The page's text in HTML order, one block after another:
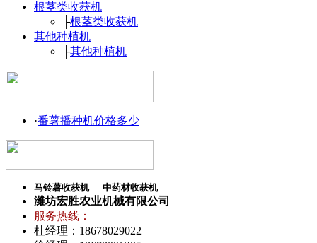
根茎类收获机
├根茎类收获机
其他种植机
├其他种植机
·番薯播种机价格多少
马铃薯收获机 中药材收获机
潍坊宏胜农业机械有限公司
服务热线：
杜经理：18678029022